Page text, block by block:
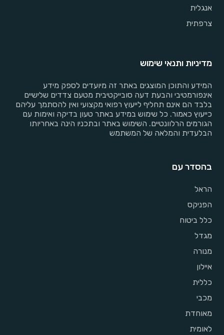
אנגלית
צרפתית
מדיניות ותנאי שימוש
המידע והתוכן המוצגים באתר זה מיועדים לספק מידע
אינפורמטיבי והבעת דעה סובייקטיבית מטעם צדדים שלישיים
בלבד הם אינם תחליף לייעוץ רפואי מקצועי ואין להסתמך עליהם
כייעוץ כאמור. כל שימוש במידע באתר טעון בדיקה ואימות עם
הגורמים הרלוונטיים. השימוש באתר ובתכניו הינה באחריותו
הבלעדית והמלאה של המשתמש
בהסדר עם
הראל
הפניקס
כלל ביטוח
מגדל
מנורה
איילון
כללית
מכבי
מאוחדת
לאומית